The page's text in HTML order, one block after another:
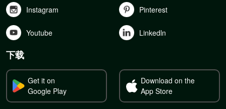
Instagram Pinterest
Youtube Linkedln
下载
Get it on
Google Play
Download on the
App Store